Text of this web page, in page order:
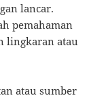
lancar.
pemahaman
lingkaran atau
atau sumber